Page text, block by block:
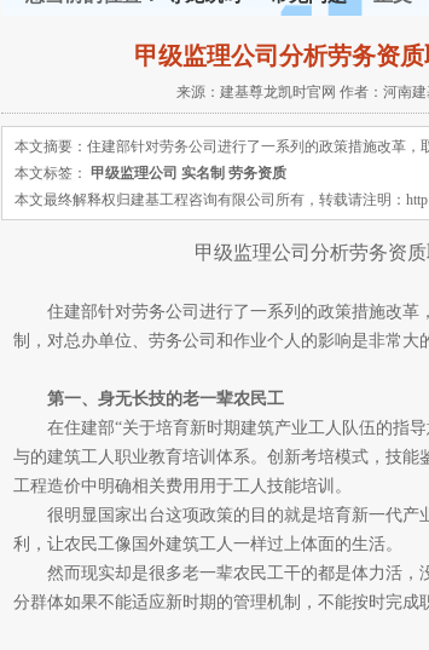
甲级监理公司分析劳务资
来源：建基尊龙凯时官网 作者：河南建
本文摘要：住建部针对劳务公司进行了一系列的政策措施改革
本文标签： 甲级监理公司 实名制 劳务资质
本文最终解释权归建基工程咨询有限公司所有，转载请注明：
甲级监理公司分析劳务资
住建部针对劳务公司进行了一系列的政策措施改革
制，对总办单位、劳务公司和作业个人的影响是非常大
第一、身无长技的老一辈农民工
在住建部“关于培育新时期建筑产业工人队伍的指导
与的建筑工人职业教育培训体系。创新考培模式，技
工程造价中明确相关费用用于工人技能培训。
很明显国家出台这项政策的目的就是培育新一代产
利，让农民工像国外建筑工人一样过上体面的生活。
然而现实却是很多老一辈农民工干的都是体力活，
分群体如果不能适应新时期的管理机制，不能按时完成